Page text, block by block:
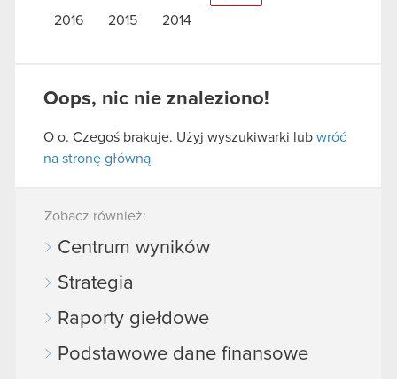
2016 2015 2014
Oops, nic nie znaleziono!
O o. Czegoś brakuje. Użyj wyszukiwarki lub wróć
na stronę główną
Zobacz również:
Centrum wyników
Strategia
Raporty giełdowe
Podstawowe dane finansowe